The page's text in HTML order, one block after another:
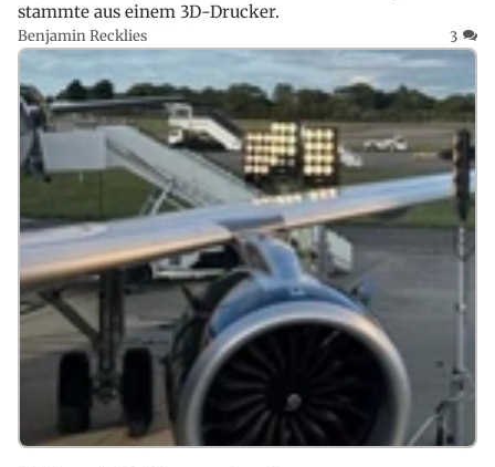
stammte aus einem 3D-Drucker.
Benjamin Recklies 3